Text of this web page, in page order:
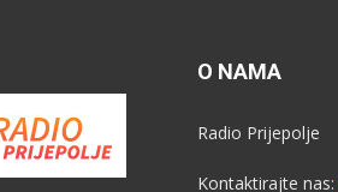
O NAMA
Radio Prijepolje
Kontaktirajte nas: